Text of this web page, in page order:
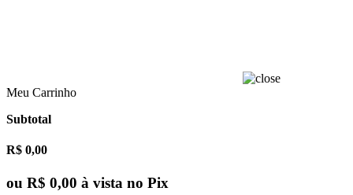
Meu Carrinho
Subtotal
R$ 0,00
ou R$ 0,00 à vista no Pix